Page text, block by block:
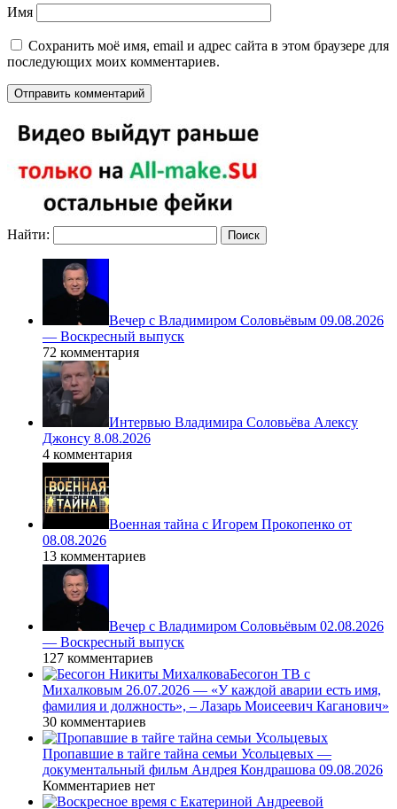
Имя
Сохранить моё имя, email и адрес сайта в этом браузере для
последующих моих комментариев.
Найти:
Вечер с Владимиром Соловьёвым 09.08.2026
— Воскресный выпуск
72 комментария
Интервью Владимира Соловьёва Алексу
Джонсу 8.08.2026
4 комментария
Военная тайна с Игорем Прокопенко от
08.08.2026
13 комментариев
Вечер с Владимиром Соловьёвым 02.08.2026
— Воскресный выпуск
127 комментариев
Бесогон ТВ с
Михалковым 26.07.2026 — «У каждой аварии есть имя,
фамилия и должность», – Лазарь Моисеевич Каганович»
30 комментариев
Пропавшие в тайге тайна семьи Усольцевых —
документальный фильм Андрея Кондрашова 09.08.2026
Комментариев нет